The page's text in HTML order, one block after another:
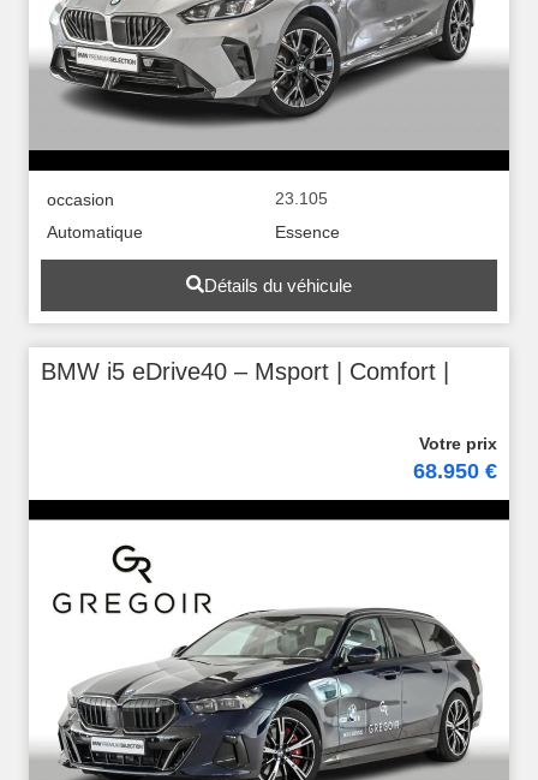
occasion
23.105
Automatique
Essence
Détails du véhicule
BMW i5 eDrive40 – Msport | Comfort |
68.950 €